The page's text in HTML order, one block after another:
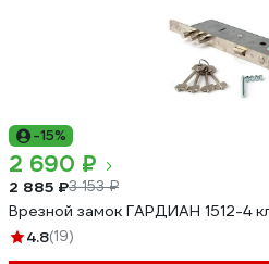
-15%
2 690 ₽
2 885 ₽3 153 ₽
Врезной замок ГАРДИАН 1512-4
4.8(19)